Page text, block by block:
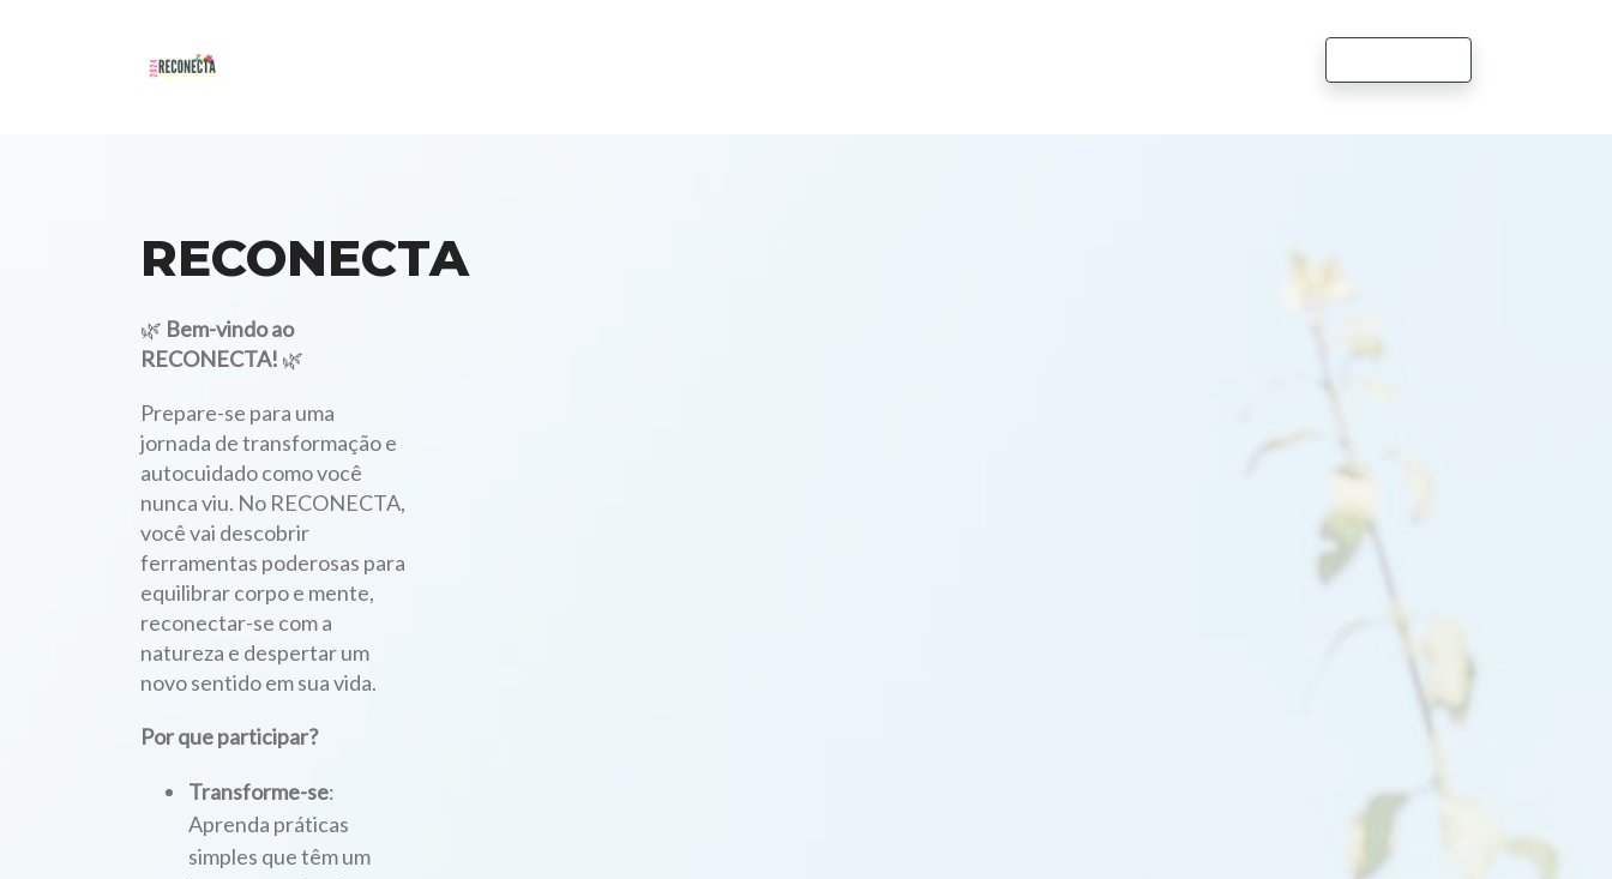
RECONECTA
🌿 Bem-vindo ao
RECONECTA! 🌿
Prepare-se para uma
jornada de transformação e
autocuidado como você
nunca viu. No RECONECTA,
você vai descobrir
ferramentas poderosas para
equilibrar corpo e mente,
reconectar-se com a
natureza e despertar um
novo sentido em sua vida.
Por que participar?
Transforme-se:
Aprenda práticas
simples que têm um